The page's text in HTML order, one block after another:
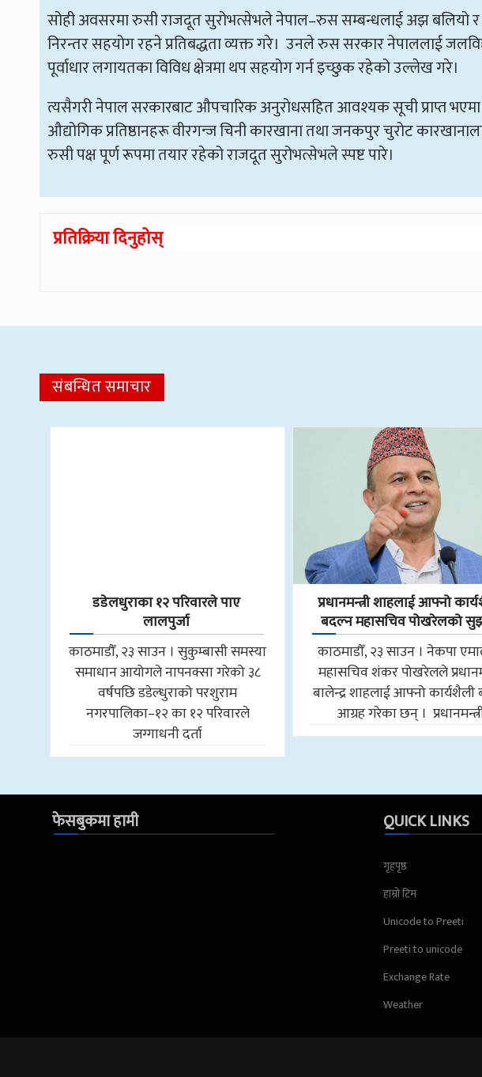
सोही अवसरमा रुसी राजदूत सुरोभत्सेभले नेपाल–रुस सम्बन्धलाई अझ बलियो र
निरन्तर सहयोग रहने प्रतिबद्धता व्यक्त गरे। उनले रुस सरकार नेपाललाई
पूर्वाधार लगायतका विविध क्षेत्रमा थप सहयोग गर्न इच्छुक रहेको उल्लेख गरे।
त्यसैगरी नेपाल सरकारबाट औपचारिक अनुरोधसहित आवश्यक सूची प्राप्त
औद्योगिक प्रतिष्ठानहरू वीरगन्ज चिनी कारखाना तथा जनकपुर चुरोट
रुसी पक्ष पूर्ण रूपमा तयार रहेको राजदूत सुरोभत्सेभले स्पष्ट पारे।
प्रतिक्रिया दिनुहोस्
संबन्धित समाचार
डडेलधुराका १२ परिवारले पाए
लालपुर्जा
काठमाडौँ, २३ साउन । सुकुम्बासी समस्या
समाधान आयोगले नापनक्सा गरेको ३८
वर्षपछि डडेल्धुराको परशुराम
नगरपालिका–१२ का १२ परिवारले
जग्गाधनी दर्ता
प्रधानमन्त्री शाहलाई आफ्नो
बदल्न महासचिव पोखरेलको
काठमाडौँ, २३ साउन । नेकपा
महासचिव शंकर पोखरेलले
बालेन्द्र शाहलाई आफ्नो
आग्रह गरेका छन् ।
फेसबुकमा हामी QUICK LINKS
गृहपृष्ठ
हाम्रो टिम
Unicode to Preeti
Preeti to unicode
Exchange Rate
Weather